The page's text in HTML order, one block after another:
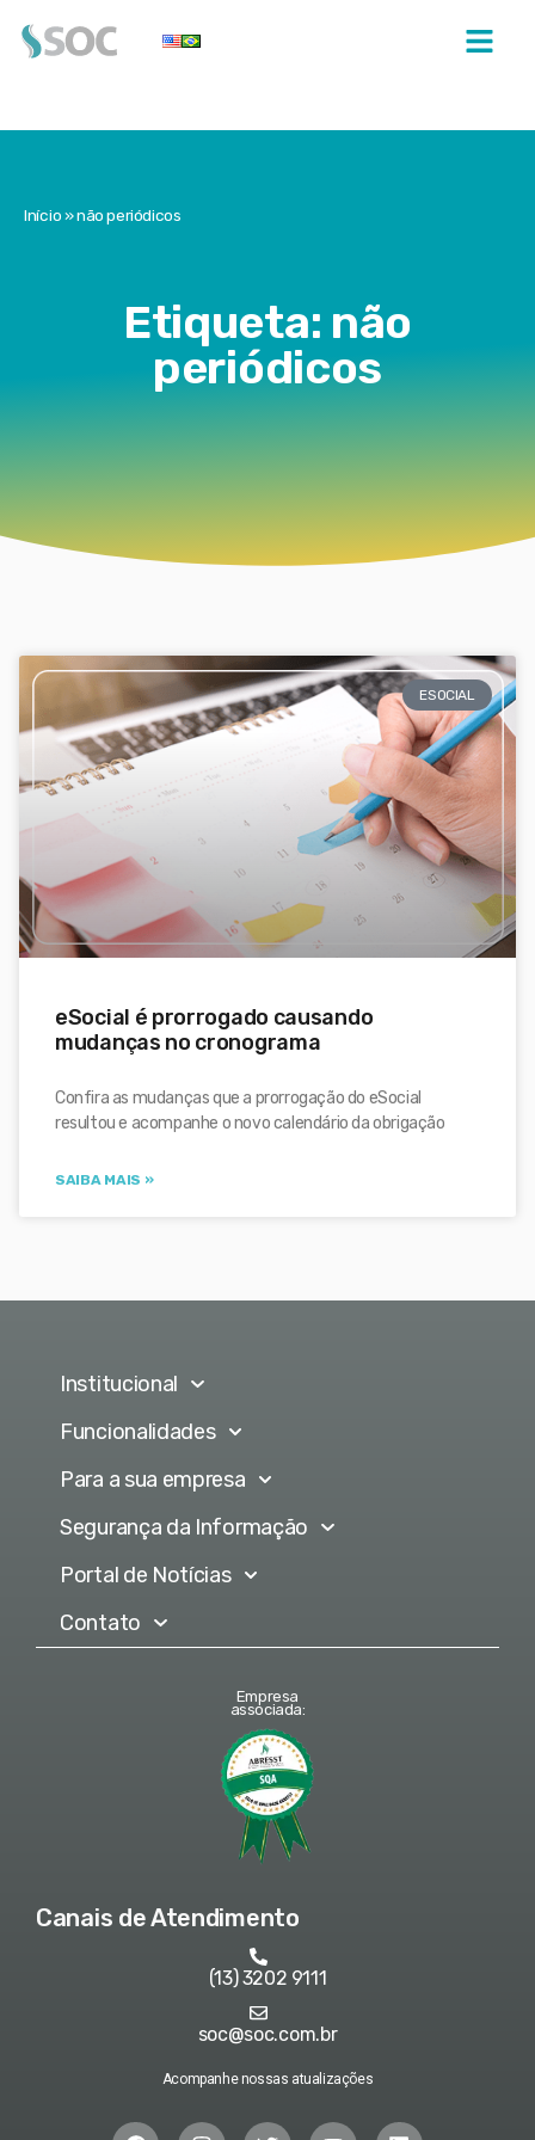
Início»não periódicos
Etiqueta: não
periódicos
ESOCIAL
eSocial é prorrogado causando
mudanças no cronograma
Confira as mudanças que a prorrogação do eSocial
resultou e acompanhe o novo calendário da obrigação
SAIBA MAIS »
Institucional
Funcionalidades
Para a sua empresa
Segurança da Informação
Portal de Notícias
Contato
Empresa
associada:
Canais de Atendimento
(13) 3202 9111
soc@soc.com.br
Acompanhe nossas atualizações